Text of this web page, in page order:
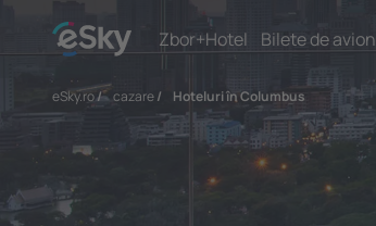
Zbor+Hotel Bilete de avion
eSky.ro/ cazare/ Hoteluri în Columbus